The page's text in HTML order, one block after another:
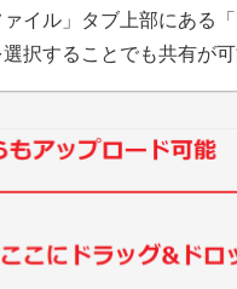
イル」タブ上部にある
択することでも共有が可